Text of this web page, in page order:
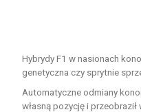
Hybrydy F1 w nasionach
genetyczna czy sprytnie
Automatyczne odmiany
własną pozycję i przeobraził